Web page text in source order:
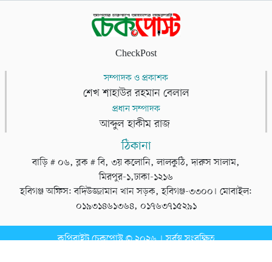
CheckPost
সম্পাদক ও প্রকাশক
শেখ শাহাউর রহমান বেলাল
প্রধান সম্পাদক
আব্দুল হাকীম রাজ
ঠিকানা
বাড়ি # ০৬, ব্লক # বি, ৩য় কলোনি, লালকুঠি, দারুস সালাম,
মিরপুর-১,ঢাকা-১২১৬
হবিগঞ্জ অফিস: বদিউজ্জামান খান সড়ক, হবিগঞ্জ-৩৩০০। মোবাইল:
০১৯৩১৪৬১৩৬৪, ০১৭৬৩৭১৫২৯১
কপিরাইট চেকপোস্ট © ২০২৬ । সর্বস্ব সংরক্ষিত